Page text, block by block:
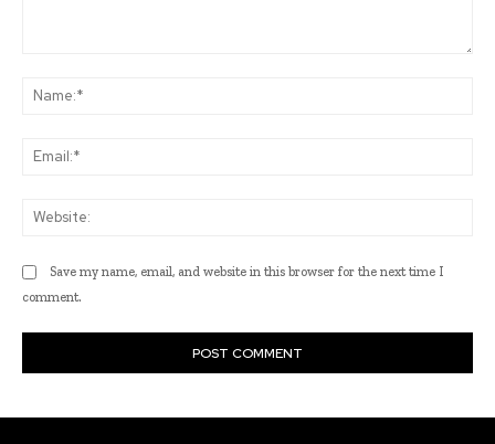
Save my name, email, and website in this browser for the next time I
comment.